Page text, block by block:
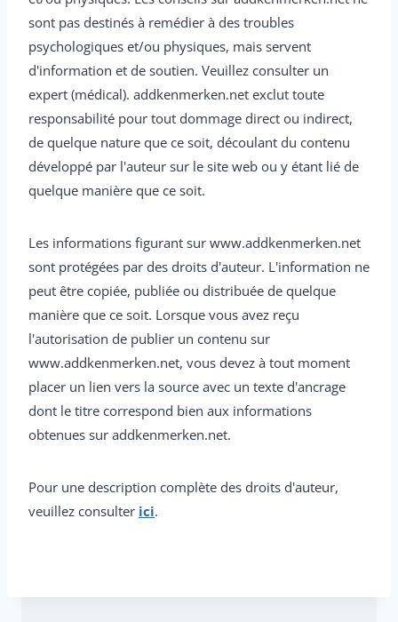
sont pas destinés à remédier à des troubles
psychologiques et/ou physiques, mais servent
d'information et de soutien. Veuillez consulter un
expert (médical). addkenmerken.net exclut toute
responsabilité pour tout dommage direct ou indirect,
de quelque nature que ce soit, découlant du contenu
développé par l'auteur sur le site web ou y étant lié de
quelque manière que ce soit.
Les informations figurant sur www.addkenmerken.net
sont protégées par des droits d'auteur. L'information ne
peut être copiée, publiée ou distribuée de quelque
manière que ce soit. Lorsque vous avez reçu
l'autorisation de publier un contenu sur
www.addkenmerken.net, vous devez à tout moment
placer un lien vers la source avec un texte d'ancrage
dont le titre correspond bien aux informations
obtenues sur addkenmerken.net.
Pour une description complète des droits d'auteur,
veuillez consulter ici.